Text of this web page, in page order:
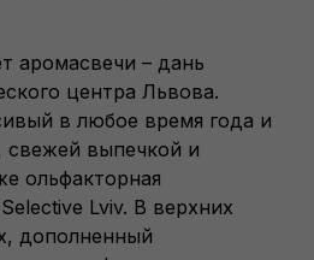
аромасвечи – дань
центра Львова.
в любое время года и
свежей выпечкой и
ольфакторная
Lviv. В верхних
дополненный